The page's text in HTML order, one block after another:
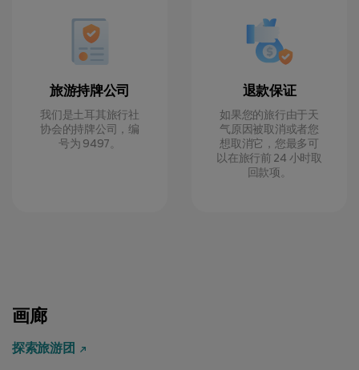
旅游持牌公司
我们是土耳其旅行社
协会的持牌公司，编
号为 9497。
退款保证
如果您的旅行由于天
气原因被取消或者您
想取消它，您最多可
以在旅行前 24 小时取
回款项。
画廊
探索旅游团